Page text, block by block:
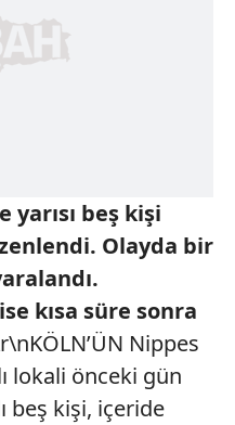
yarısı beş kişi
Olayda bir
kısa süre sonra
Nippes
lokali önceki gün
beş kişi, içeride